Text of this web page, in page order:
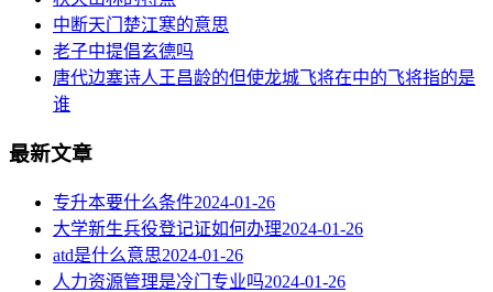
中断天门楚江寒的意思
老子中提倡玄德吗
唐代边塞诗人王昌龄的但使龙城飞将在中的飞将指的是
谁
最新文章
专升本要什么条件2024-01-26
大学新生兵役登记证如何办理2024-01-26
atd是什么意思2024-01-26
人力资源管理是冷门专业吗2024-01-26